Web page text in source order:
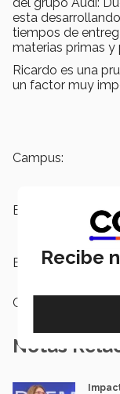
del grupo Audi:
esta
tiempos de
materias primas y
Ricardo es una
un factor muy
Campus:
Escuelas:
Etiquetas:
Categoría:
Notas
Recibe